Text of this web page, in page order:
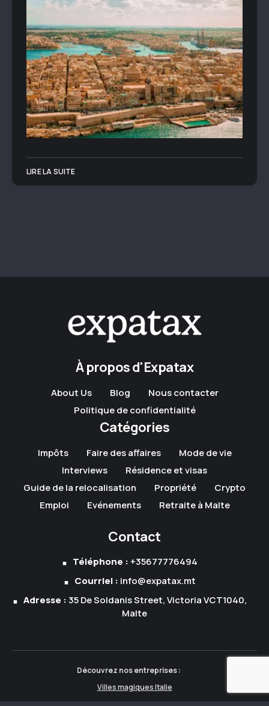
LIRE LA SUITE
À propos d'Expatax
About Us Blog
Nous contacter
Politique de confidentialité
Catégories
Impôts Faire des affaires
Mode de vie
Interviews
Résidence et visas
Guide de la relocalisation
Propriété
Crypto
Emploi
Evénements Retraite à Malte
Contact
Téléphone : +35677776494
Courriel : info@expatax.mt
Adresse :35 De Soldanis Street, Victoria VCT1040,
Malte
Découvrez nos entreprises :
Villes magiques Italie
Villes magiques Albanie